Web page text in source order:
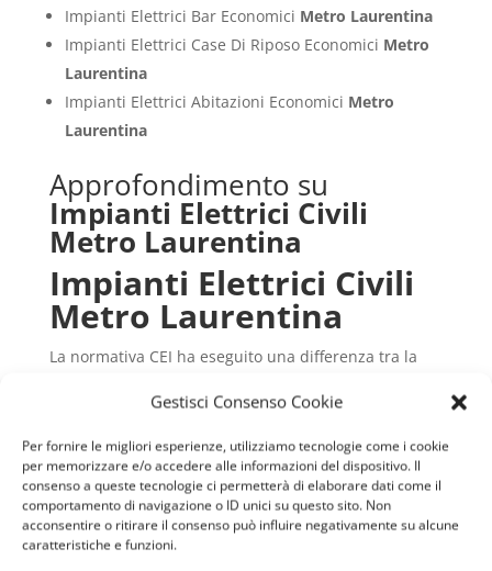
Gestisci Consenso Cookie
Per fornire le migliori esperienze, utilizziamo tecnologie come i cookie
per memorizzare e/o accedere alle informazioni del dispositivo. Il
consenso a queste tecnologie ci permetterà di elaborare dati come il
comportamento di navigazione o ID unici su questo sito. Non
acconsentire o ritirare il consenso può influire negativamente su alcune
caratteristiche e funzioni.
Impianti Elettrici Bar Economici Metro Laurentina
Impianti Elettrici Case Di Riposo Economici Metro
Laurentina
Impianti Elettrici Abitazioni Economici Metro
Laurentina
Approfondimento su
Impianti Elettrici Civili
Metro Laurentina
Impianti Elettrici Civili
Metro Laurentina
La normativa CEI ha eseguito una differenza tra la
e quelli industriali. Ogni sistema per il
delle differenze, classificazioni e sub classificazioni
che sono diverse, in base anche alle caratteristiche
dell’immobile dove essi risiedono.
GliImpianti Elettrici Civili Metro Laurentinasono